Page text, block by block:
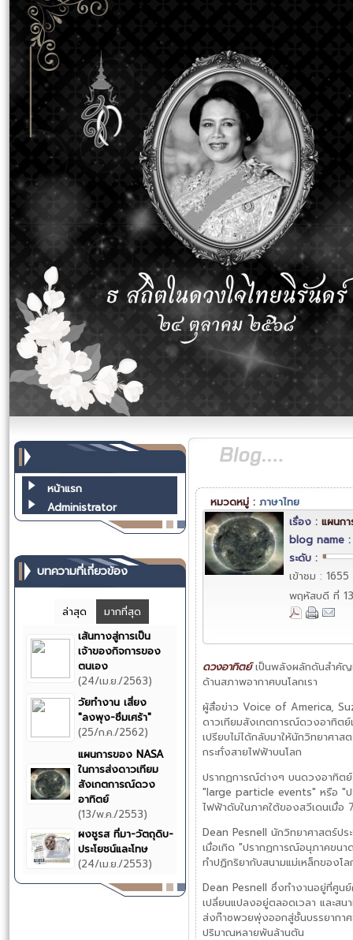
หน้าแรก
Administrator
บทความที่เกี่ยวข้อง
ล่าสุด
มากที่สุด
เส้นทางสู่การเป็น
เจ้าของกิจการของ
ตนเอง
(24/เม.ย./2563)
วัยทำงาน เสี่ยง
"ลงพุง-ซึมเศร้า"
(25/ก.ค./2562)
แผนการของ NASA
ในการส่งดาวเทียม
สังเกตการณ์ดวง
อาทิตย์
(13/พ.ค./2553)
ผงชูรส ที่มา-วัตถุดิบ-
ประโยชน์และโทษ
(24/เม.ย./2553)
หมวดหมู่ : ภาษาไทย
เรื่อง : แผนก
blog name
ระดับ :
เข้าชม : 1655
พฤหัสบดี ที่
ดวงอาทิตย์เป็นพลังผลักดันสำคัญ
ด้านสภาพอากาศบนโลกเรา
ผู้สื่อข่าว Voice of America,
ดาวเทียมสังเกตการณ์ดวงอาทิต
เปรียบไม่ได้กลับมาให้นักวิทยาศา
กระทั่งสายไฟฟ้าบนโลก
ปรากฏการณ์ต่างๆ บนดวงอาทิตย์
"large particle events" หรือ "ป
ไฟฟ้าดับในภาคใต้ของสวีเดนเมื่อ
Dean Pesnell นักวิทยาศาสตร์ป
เมื่อเกิด "ปรากฏการณ์อนุภาคขนา
ทำปฏิกริยากับสนามแม่เหล็กของโล
Dean Pesnell ซึ่งทำงานอยู่ที่ศูน
เปลี่ยนแปลงอยู่ตลอดเวลา และสน
ส่งก๊าซพวยพุ่งออกสู่ชั้นบรรยากา
ปริมาณหลายพันล้านตัน